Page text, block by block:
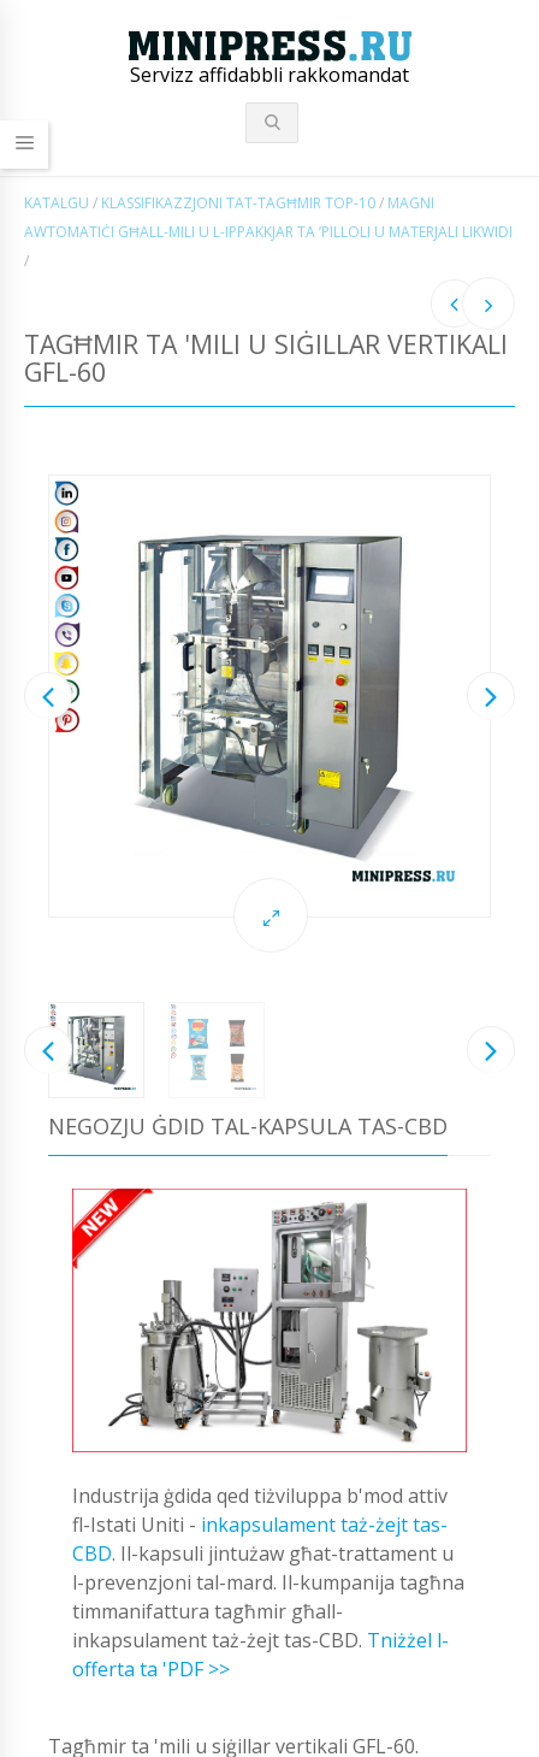
Servizz affidabbli rakkomandat
KATALGU / KLASSIFIKAZZJONI TAT-TAGĦMIR TOP-10/ MAGNI
AWTOMATIĊI GĦALL-MILI U L-IPPAKKJAR TA ’PILLOLI U MATERJALI LIKWIDI
/
TAGĦMIR TA 'MILI U SIĠILLAR VERTIKALI
GFL-60
NEGOZJU ĠDID TAL-KAPSULA TAS-CBD
Industrija ġdida qed tiżviluppa b'mod attiv
fl-Istati Uniti - inkapsulament taż-żejt tas-
CBD. Il-kapsuli jintużaw għat-trattament u
l-prevenzjoni tal-mard. Il-kumpanija tagħna
timmanifattura tagħmir għall-
inkapsulament taż-żejt tas-CBD. Tniżżel l-
offerta ta 'PDF >>
Tagħmir ta 'mili u siġillar vertikali GFL-60.